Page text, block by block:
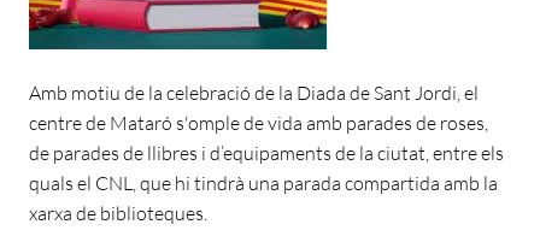
Amb motiu de la celebració de la Diada de Sant Jordi, el
centre de Mataró s'omple de vida amb parades de roses,
de parades de llibres i d’equipaments de la ciutat, entre els
quals el CNL, que hi tindrà una parada compartida amb la
xarxa de biblioteques.